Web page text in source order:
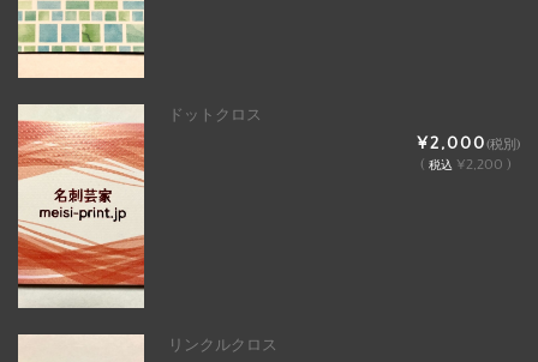
ドットクロス
¥2,000(税別)
( 税込 ¥2,200 )
リンクルクロス